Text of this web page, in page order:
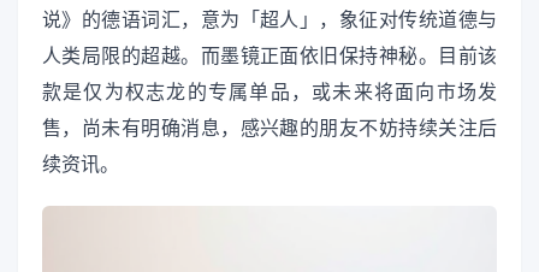
说》的德语词汇，意为「超人」，象征对传统道德与
人类局限的超越。而墨镜正面依旧保持神秘。目前该
款是仅为权志龙的专属单品，或未来将面向市场发
售，尚未有明确消息，感兴趣的朋友不妨持续关注后
续资讯。